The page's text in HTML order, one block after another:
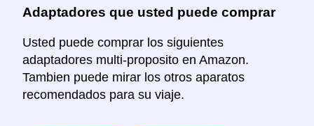
Adaptadores que usted puede comprar
Usted puede comprar los siguientes
adaptadores multi-proposito en Amazon.
Tambien puede mirar los otros aparatos
recomendados para su viaje.